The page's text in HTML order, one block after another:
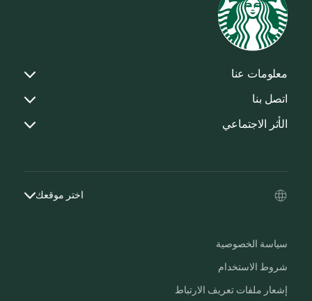
معلومات عنا
اتصل بنا
الأثر الاجتماعي
اختر موقعك
سياسة الخصوصية
شروط الاستخدام
إشعار ملفات تعريف الارتباط